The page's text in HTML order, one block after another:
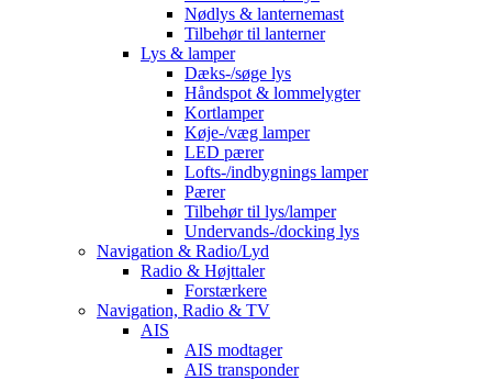
Nødlys & lanternemast
Tilbehør til lanterner
Lys & lamper
Dæks-/søge lys
Håndspot & lommelygter
Kortlamper
Køje-/væg lamper
LED pærer
Lofts-/indbygnings lamper
Pærer
Tilbehør til lys/lamper
Undervands-/docking lys
Navigation & Radio/Lyd
Radio & Højttaler
Forstærkere
Navigation, Radio & TV
AIS
AIS modtager
AIS transponder